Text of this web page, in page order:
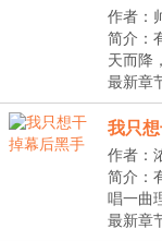
作者：
简介：
天而降
战...
最新章
我只
作者：
简介：
唱一曲
想...
最新章